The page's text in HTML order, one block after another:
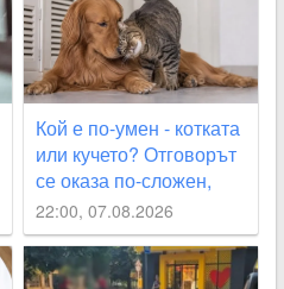
Кой е по-умен - котката
или кучето? Отговорът
се оказа по-сложен,
отколкото изглежда
22:00, 07.08.2026